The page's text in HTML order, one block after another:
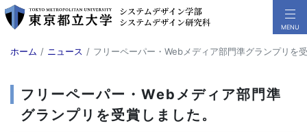
ホーム ニュース フリーペーパー・Webメディア部門準グランプリを
フリーペーパー・Webメディア部門準
グランプリを受賞しました。